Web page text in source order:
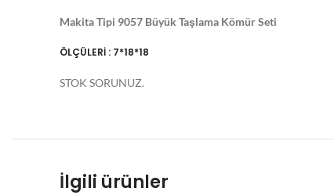
Makita Tipi 9057 Büyük Taşlama Kömür Seti
ÖLÇÜLERİ : 7*18*18
STOK SORUNUZ.
İlgili ürünler